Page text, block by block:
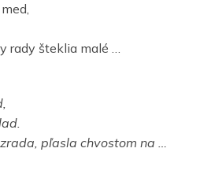
rady šteklia malé …
pľasla chvostom na …